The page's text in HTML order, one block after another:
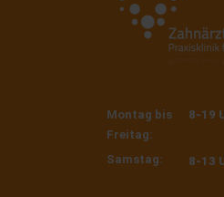
Montag bis
Freitag:
8-19
Samstag: 8-13